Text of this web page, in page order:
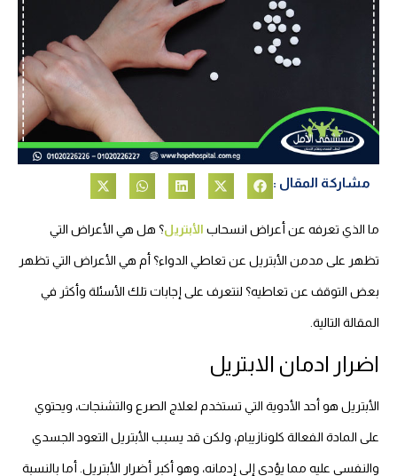
مشاركة المقال :
ما الذي تعرفه عن أعراض انسحاب الأبتريل؟ هل هي الأعراض التي
تظهر على مدمن الأبتريل عن تعاطي الدواء؟ أم هي الأعراض التي تظهر
بعض التوقف عن تعاطيه؟ لنتعرف على إجابات تلك الأسئلة وأكثر في
المقالة التالية.
اضرار ادمان الابتريل
الأبتريل هو أحد الأدوية التي تستخدم لعلاج الصرع والتشنجات، ويحتوي
على المادة الفعالة كلونازيبام، ولكن قد يسبب الأبتريل التعود الجسدي
والنفسي عليه مما يؤدي إلى إدمانه، وهو أكبر أضرار الأبتريل. أما بالنسبة